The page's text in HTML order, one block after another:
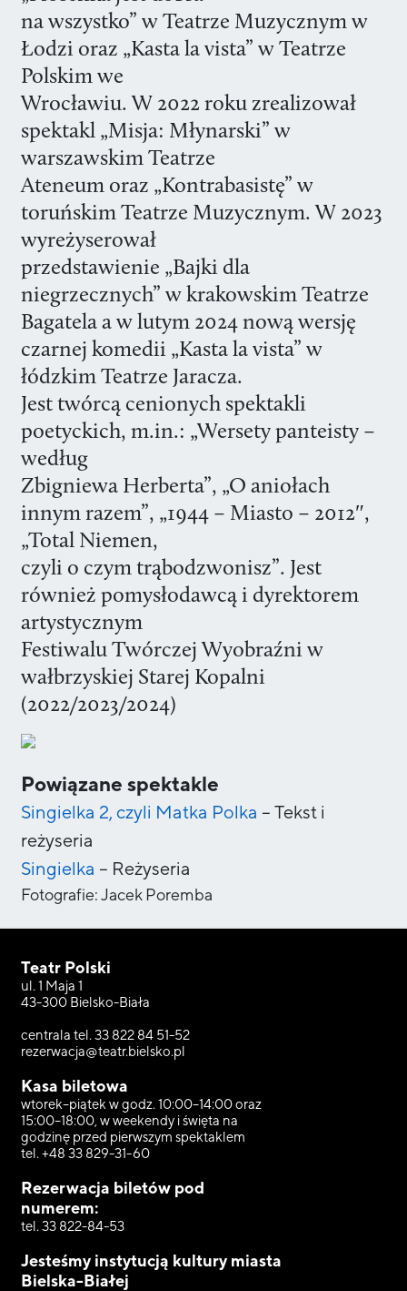
na wszystko” w Teatrze Muzycznym w
Łodzi oraz „Kasta la vista” w Teatrze
Polskim we
Wrocławiu. W 2022 roku zrealizował
spektakl „Misja: Młynarski” w
warszawskim Teatrze
Ateneum oraz „Kontrabasistę” w
toruńskim Teatrze Muzycznym. W 2023
wyreżyserował
przedstawienie „Bajki dla
niegrzecznych” w krakowskim Teatrze
Bagatela a w lutym 2024 nową wersję
czarnej komedii „Kasta la vista” w
łódzkim Teatrze Jaracza.
Jest twórcą cenionych spektakli
poetyckich, m.in.: „Wersety panteisty –
według
Zbigniewa Herberta”, „O aniołach
innym razem”, „1944 – Miasto – 2012″,
„Total Niemen,
czyli o czym trąbodzwonisz”. Jest
również pomysłodawcą i dyrektorem
artystycznym
Festiwalu Twórczej Wyobraźni w
wałbrzyskiej Starej Kopalni
(2022/2023/2024)
Powiązane spektakle
Singielka 2, czyli Matka Polka – Tekst i
reżyseria
Singielka – Reżyseria
Fotografie:Jacek Poremba
Teatr Polski
ul. 1 Maja 1
43-300 Bielsko-Biała
centrala tel. 33 822 84 51-52
rezerwacja@teatr.bielsko.pl
Kasa biletowa
wtorek–piątek w godz. 10:00–14:00 oraz
15:00–18:00, w weekendy i święta na
godzinę przed pierwszym spektaklem
tel. +48 33 829-31-60
Rezerwacja biletów pod
numerem:
tel. 33 822-84-53
Jesteśmy instytucją kultury miasta
Bielska-Białej